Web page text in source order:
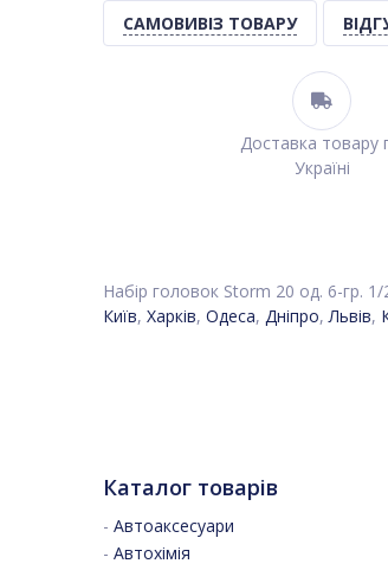
САМОВИВІЗ ТОВАРУ
Доставка товару
Україні
Набір головок Storm 20 од. 6-гр.
Київ, Харків, Одеса, Дніпро,Львів,
Каталог товарів
- Автоаксесуари
- Автохімія